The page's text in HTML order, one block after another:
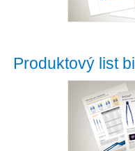
Produktový list